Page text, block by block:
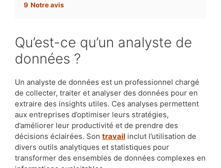
9 Notre avis
Qu’est-ce qu’un analyste de
données ?
Un analyste de données est un professionnel chargé
de collecter, traiter et analyser des données pour en
extraire des insights utiles. Ces analyses permettent
aux entreprises d’optimiser leurs stratégies,
d’améliorer leur productivité et de prendre des
décisions éclairées. Son travail inclut l’utilisation de
divers outils analytiques et statistiques pour
transformer des ensembles de données complexes en